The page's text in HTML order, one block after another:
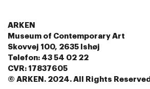
ARKEN
Museum of Contemporary Art
Skovvej 100, 2635 Ishøj
Telefon: 43 54 02 22
CVR: 17837605
© ARKEN. 2024. All Rights Reserved